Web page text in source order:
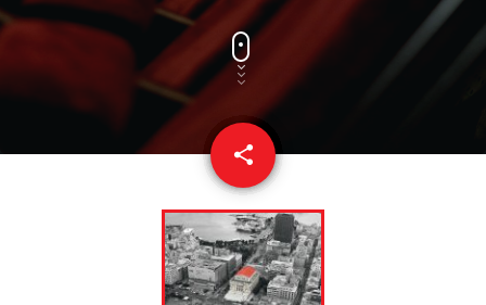
share
email